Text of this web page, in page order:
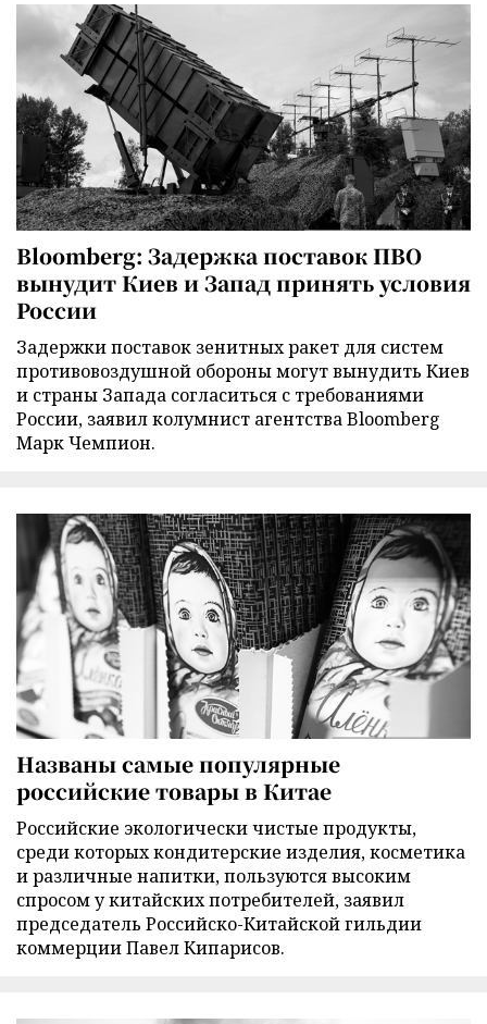
Bloomberg: Задержка поставок ПВО
вынудит Киев и Запад принять условия
России
Задержки поставок зенитных ракет для систем
противовоздушной обороны могут вынудить Киев
и страны Запада согласиться с требованиями
России, заявил колумнист агентства Bloomberg
Марк Чемпион.
Названы самые популярные
российские товары в Китае
Российские экологически чистые продукты,
среди которых кондитерские изделия, косметика
и различные напитки, пользуются высоким
спросом у китайских потребителей, заявил
председатель Российско-Китайской гильдии
коммерции Павел Кипарисов.